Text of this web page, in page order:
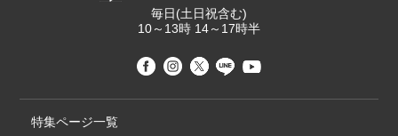
毎日(土日祝含む)
10～13時 14～17時半
特集ページ一覧